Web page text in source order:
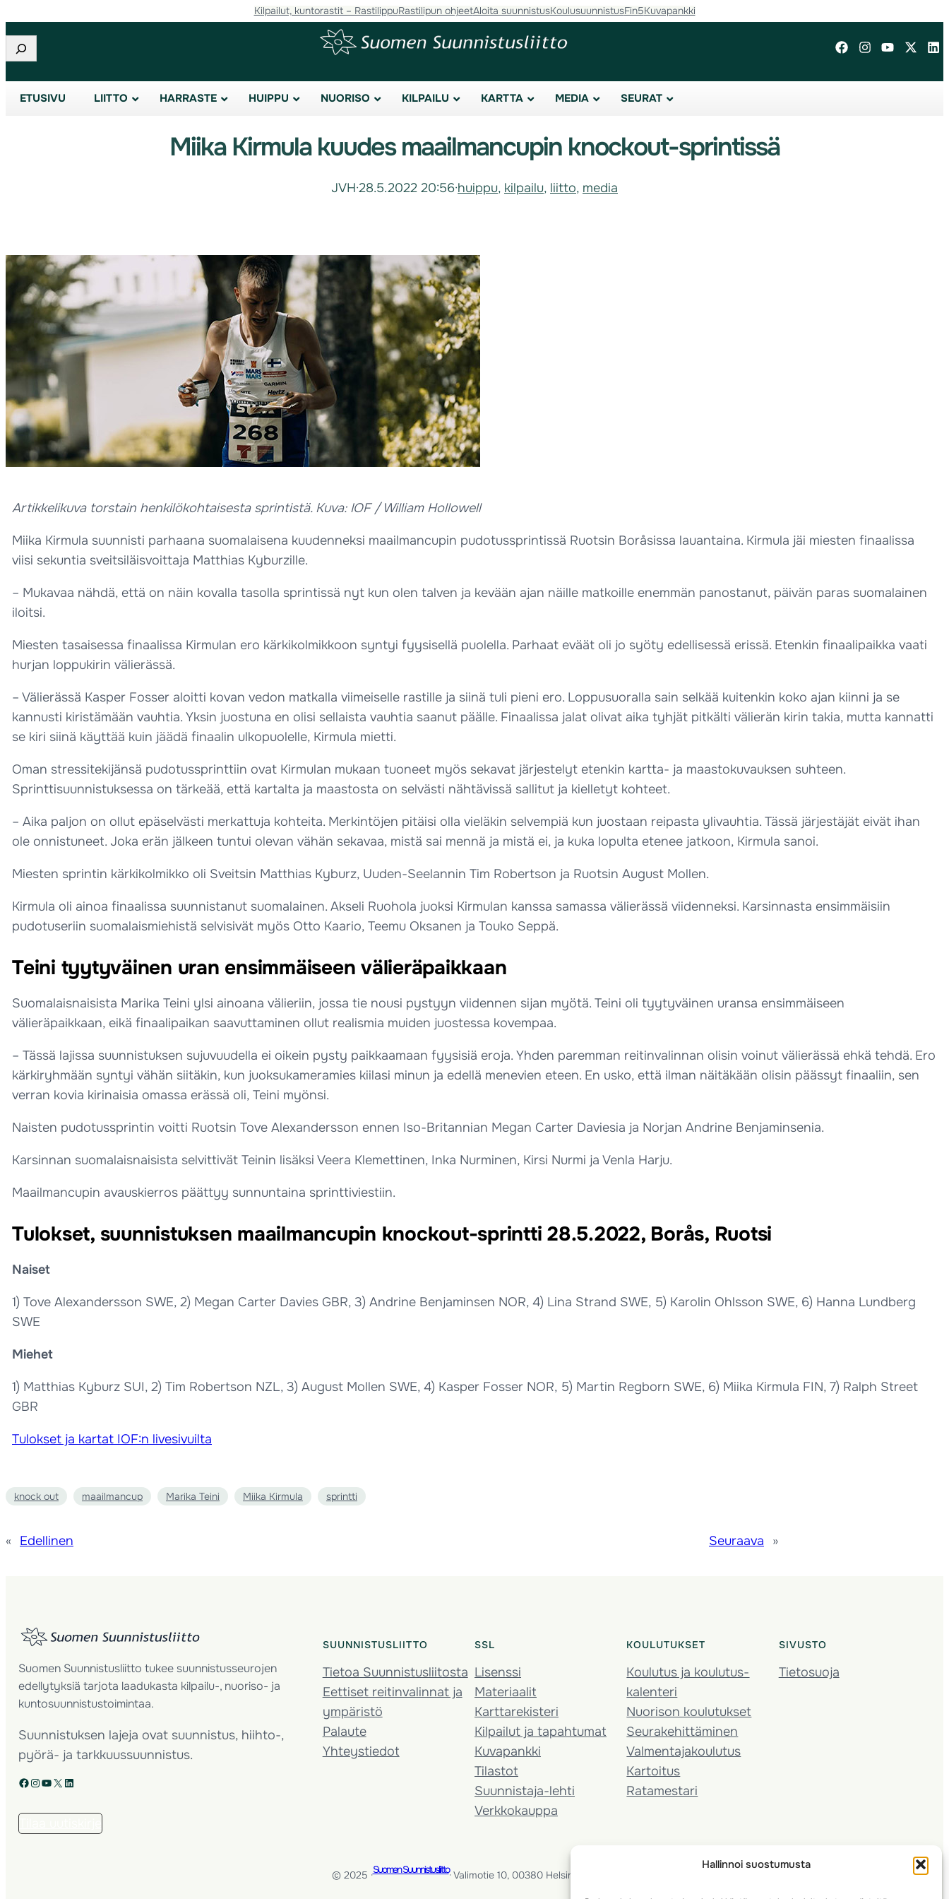
Hallinnoi suostumusta
Kilpailut, kuntorastit – RastilippuRastilipun ohjeetAloita suunnistusKoulusuunnistusFin5Kuvapankki
Etsi
ETUSIVU LIITTO HARRASTE HUIPPU NUORISO KILPAILU KARTTA MEDIA SEURAT
Miika Kirmula kuudes maailmancupin knockout-sprintissä
JVH·28.5.2022 20:56·huippu, kilpailu, liitto, media
Artikkelikuva torstain henkilökohtaisesta sprintistä. Kuva: IOF / William Hollowell
Miika Kirmula suunnisti parhaana suomalaisena kuudenneksi maailmancupin pudotussprintissä Ruotsin Boråsissa lauantaina. Kirmula jäi miesten finaalissa
viisi sekuntia sveitsiläisvoittaja Matthias Kyburzille.
– Mukavaa nähdä, että on näin kovalla tasolla sprintissä nyt kun olen talven ja kevään ajan näille matkoille enemmän panostanut, päivän paras suomalainen
iloitsi.
Miesten tasaisessa finaalissa Kirmulan ero kärkikolmikkoon syntyi fyysisellä puolella. Parhaat eväät oli jo syöty edellisessä erissä. Etenkin finaalipaikka vaati
hurjan loppukirin välierässä.
– Välierässä Kasper Fosser aloitti kovan vedon matkalla viimeiselle rastille ja siinä tuli pieni ero. Loppusuoralla sain selkää kuitenkin koko ajan kiinni ja se
kannusti kiristämään vauhtia. Yksin juostuna en olisi sellaista vauhtia saanut päälle. Finaalissa jalat olivat aika tyhjät pitkälti välierän kirin takia, mutta kannatti
se kiri siinä käyttää kuin jäädä finaalin ulkopuolelle, Kirmula mietti.
Oman stressitekijänsä pudotussprinttiin ovat Kirmulan mukaan tuoneet myös sekavat järjestelyt etenkin kartta- ja maastokuvauksen suhteen.
Sprinttisuunnistuksessa on tärkeää, että kartalta ja maastosta on selvästi nähtävissä sallitut ja kielletyt kohteet.
– Aika paljon on ollut epäselvästi merkattuja kohteita. Merkintöjen pitäisi olla vieläkin selvempiä kun juostaan reipasta ylivauhtia. Tässä järjestäjät eivät ihan
ole onnistuneet. Joka erän jälkeen tuntui olevan vähän sekavaa, mistä sai mennä ja mistä ei, ja kuka lopulta etenee jatkoon, Kirmula sanoi.
Miesten sprintin kärkikolmikko oli Sveitsin Matthias Kyburz, Uuden-Seelannin Tim Robertson ja Ruotsin August Mollen.
Kirmula oli ainoa finaalissa suunnistanut suomalainen. Akseli Ruohola juoksi Kirmulan kanssa samassa välierässä viidenneksi. Karsinnasta ensimmäisiin
pudotuseriin suomalaismiehistä selvisivät myös Otto Kaario, Teemu Oksanen ja Touko Seppä.
Teini tyytyväinen uran ensimmäiseen välieräpaikkaan
Suomalaisnaisista Marika Teini ylsi ainoana välieriin, jossa tie nousi pystyyn viidennen sijan myötä. Teini oli tyytyväinen uransa ensimmäiseen
välieräpaikkaan, eikä finaalipaikan saavuttaminen ollut realismia muiden juostessa kovempaa.
– Tässä lajissa suunnistuksen sujuvuudella ei oikein pysty paikkaamaan fyysisiä eroja. Yhden paremman reitinvalinnan olisin voinut välierässä ehkä tehdä. Ero
kärkiryhmään syntyi vähän siitäkin, kun juoksukameramies kiilasi minun ja edellä menevien eteen. En usko, että ilman näitäkään olisin päässyt finaaliin, sen
verran kovia kirinaisia omassa erässä oli, Teini myönsi.
Naisten pudotussprintin voitti Ruotsin Tove Alexandersson ennen Iso-Britannian Megan Carter Daviesia ja Norjan Andrine Benjaminsenia.
Karsinnan suomalaisnaisista selvittivät Teinin lisäksi Veera Klemettinen, Inka Nurminen, Kirsi Nurmi ja Venla Harju.
Maailmancupin avauskierros päättyy sunnuntaina sprinttiviestiin.
Tulokset, suunnistuksen maailmancupin knockout-sprintti 28.5.2022, Borås, Ruotsi
Naiset
1) Tove Alexandersson SWE, 2) Megan Carter Davies GBR, 3) Andrine Benjaminsen NOR, 4) Lina Strand SWE, 5) Karolin Ohlsson SWE, 6) Hanna Lundberg
SWE
Miehet
1) Matthias Kyburz SUI, 2) Tim Robertson NZL, 3) August Mollen SWE, 4) Kasper Fosser NOR, 5) Martin Regborn SWE, 6) Miika Kirmula FIN, 7) Ralph Street
GBR
Tulokset ja kartat IOF:n livesivuilta
knock out maailmancup Marika Teini Miika Kirmula sprintti
« Edellinen Seuraava »
Suomen Suunnistusliitto tukee suunnistusseurojen
edellytyksiä tarjota laadukasta kilpailu-, nuoriso- ja
kuntosuunnistustoimintaa.
Suunnistuksen lajeja ovat suunnistus, hiihto-,
pyörä- ja tarkkuussuunnistus.
Facebook Instagram YouTube X LinkedIn
SUUNNISTUSLIITTO
Tietoa Suunnistusliitosta
Eettiset reitinvalinnat ja
ympäristö
Palaute
Yhteystiedot
SSL
Lisenssi
Materiaalit
Karttarekisteri
Kilpailut ja tapahtumat
Kuvapankki
Tilastot
Suunnistaja-lehti
Verkkokauppa
KOULUTUKSET
Koulutus ja koulutus­
kalenteri
Nuorison koulutukset
Seura­kehittäminen
Valmentaja­koulutus
Kartoitus
Ratamestari
SIVUSTO
Tietosuoja
© 2025 ·Suomen Suunnistusliitto· Valimotie 10, 00380 Helsinki, Finland